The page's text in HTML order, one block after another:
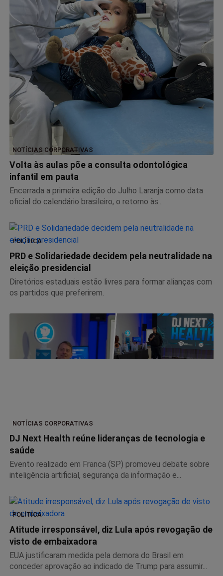
NOTÍCIAS CORPORATIVAS
Volta às aulas põe a consulta odontológica
infantil em pauta
Encerrada a primeira edição do Julho Laranja como data
oficial do calendário brasileiro, o retorno às...
POLÍTICA
PRD e Solidariedade decidem pela neutralidade na
eleição presidencial
Diretórios estaduais estão livres para formar alianças com
os partidos que preferirem.
NOTÍCIAS CORPORATIVAS
DJ Next Health reúne lideranças de tecnologia e
saúde
Evento realizado em Franca (SP) promoveu debate sobre
inteligência artificial, segurança da informação e...
POLÍTICA
Atitude irresponsável, diz Lula após revogação de
visto de embaixadora
EUA justificaram medida pela demora do Brasil em
conceder aprovação ao indicado de Trump para assumir...